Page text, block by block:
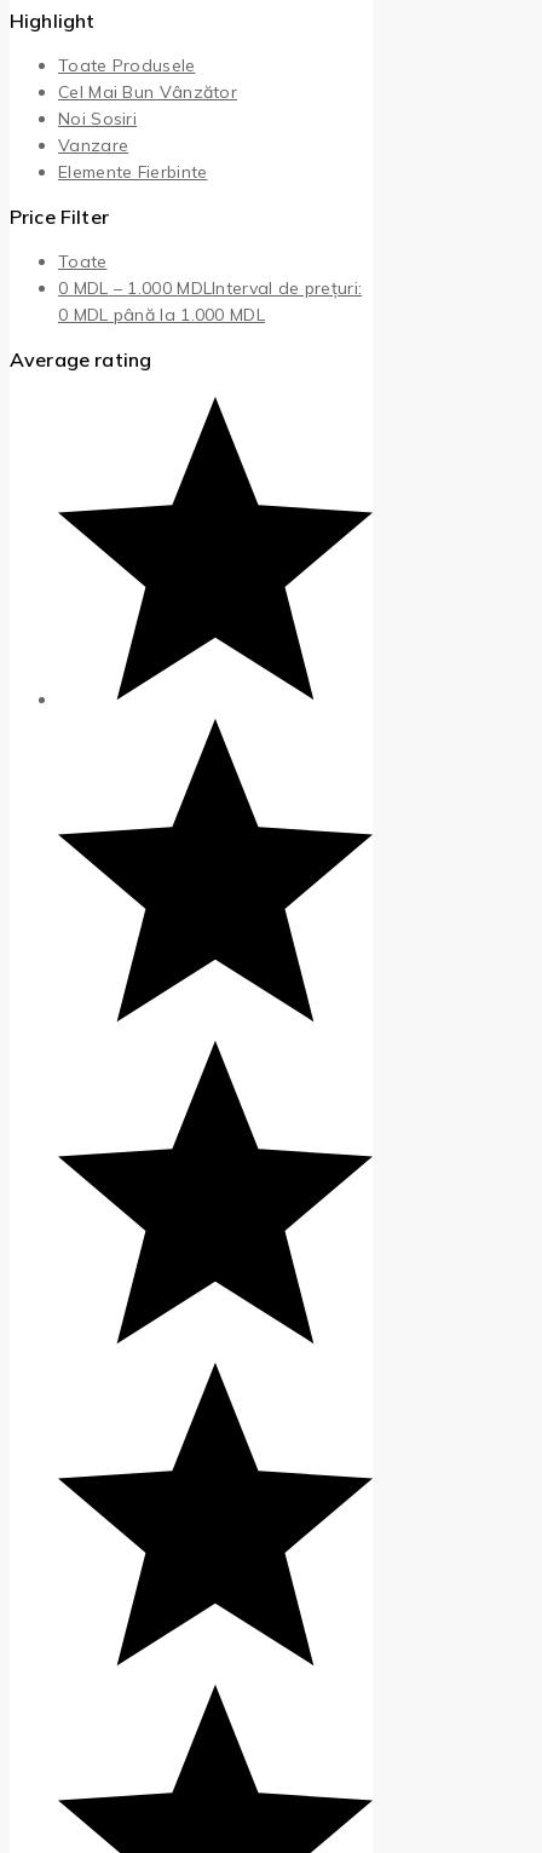
Highlight
Toate Produsele
Cel Mai Bun Vânzător
Noi Sosiri
Vanzare
Elemente Fierbinte
Price Filter
Toate
0 MDL – 1.000MDLInterval de prețuri:
0 MDL până la 1.000 MDL
Average rating